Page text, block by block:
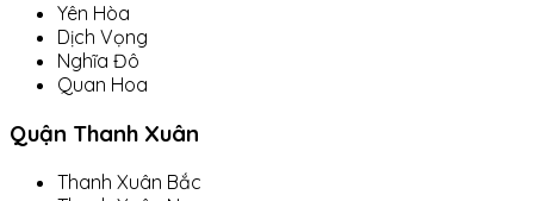
Yên Hòa
Dịch Vọng
Nghĩa Đô
Quan Hoa
Quận Thanh Xuân
Thanh Xuân Bắc